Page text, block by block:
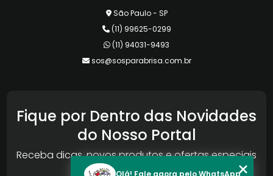
São Paulo - SP
(11) 99625-0299
(11) 94031-9493
sos@sosparabrisa.com.br
Fique por Dentro das Novidades
do Nosso Portal
Receba dicas, novos produtos e ofertas especiais
da Reconlog
Olá! Fale agora pelo WhatsApp